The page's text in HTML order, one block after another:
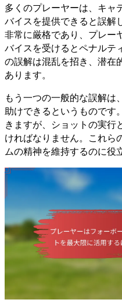
多くのプレーヤーは、キャ
バイスを提供できると誤解
非常に厳格であり、プレー
バイスを受けるとペナルテ
の誤解は混乱を招き、潜在
あります。
もう一つの一般的な誤解は
助けできるというものです
きますが、ショットの実行
ければなりません。これら
ムの精神を維持するのに役